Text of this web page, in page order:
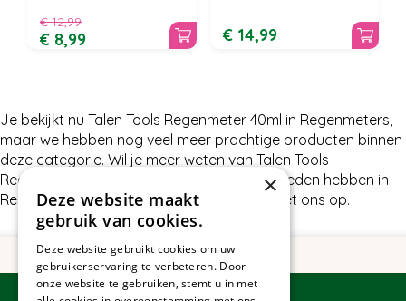
€ 12,99
€ 8,99 € 14,99
Je bekijkt nu Talen Tools Regenmeter 40ml in Regenmeters,
maar we hebben nog veel meer prachtige producten binnen
deze categorie. Wil je meer weten van Talen Tools
Regenmeter 40ml of wat wij nog meer te bieden hebben in
Regenmeters, neem dan gerust contact met ons op.
×
Deze website maakt
gebruik van cookies.
Deze website gebruikt cookies om uw
gebruikerservaring te verbeteren. Door
onze website te gebruiken, stemt u in met